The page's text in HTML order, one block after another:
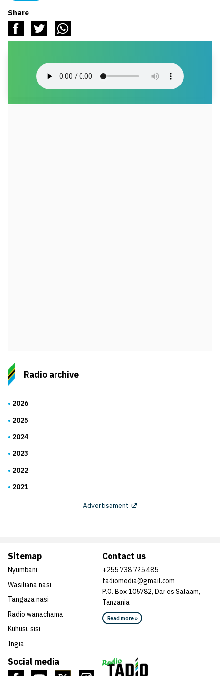
Share
Radio archive
2026
2025
2024
2023
2022
2021
Advertisement
Social media
Sitemap
Nyumbani
Wasiliana nasi
Tangaza nasi
Radio wanachama
Kuhusu sisi
Ingia
Contact us
+255 738 725 485
tadiomedia@gmail.com
P.O. Box 105782, Dar es Salaam,
Tanzania
Read more »